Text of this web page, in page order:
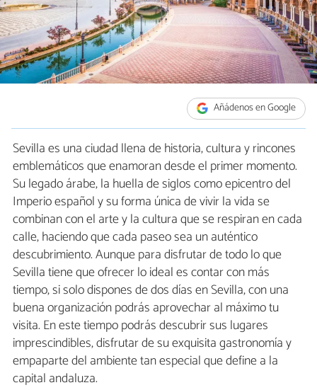
Añádenos en Google
Sevilla es una ciudad llena de historia, cultura y rincones
emblemáticos que enamoran desde el primer momento.
Su legado árabe, la huella de siglos como epicentro del
Imperio español y su forma única de vivir la vida se
combinan con el arte y la cultura que se respiran en cada
calle, haciendo que cada paseo sea un auténtico
descubrimiento. Aunque para disfrutar de todo lo que
Sevilla tiene que ofrecer lo ideal es contar con más
tiempo, si solo dispones de dos días en Sevilla, con una
buena organización podrás aprovechar al máximo tu
visita. En este tiempo podrás descubrir sus lugares
imprescindibles, disfrutar de su exquisita gastronomía y
empaparte del ambiente tan especial que define a la
capital andaluza.